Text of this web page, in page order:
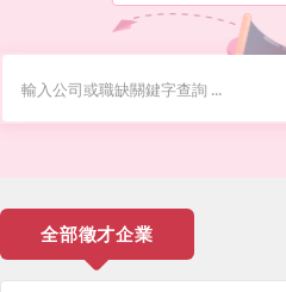
關鍵字
全部徵才企業